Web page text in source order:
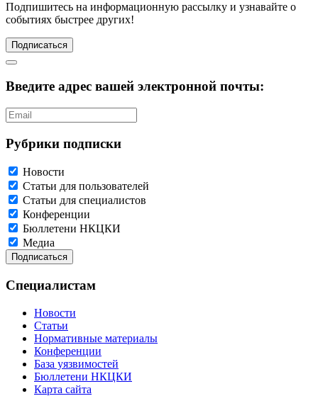
Подпишитесь на информационную рассылку и узнавайте о
событиях быстрее других!
Подписаться
Введите адрес вашей электронной почты:
Рубрики подписки
Новости
Статьи для пользователей
Статьи для специалистов
Конференции
Бюллетени НКЦКИ
Медиа
Специалистам
Новости
Статьи
Нормативные материалы
Конференции
База уязвимостей
Бюллетени НКЦКИ
Карта сайта